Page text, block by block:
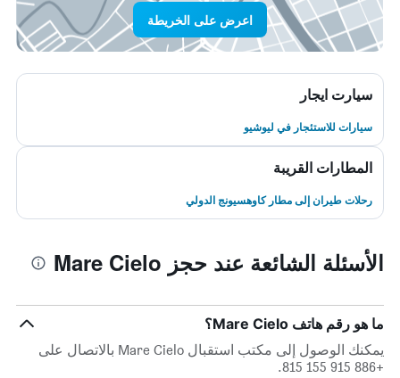
اعرض على الخريطة
سيارت ايجار
سيارات للاستئجار في ليوشيو
المطارات القريبة
رحلات طيران إلى مطار كاوهسيونج الدولي
الأسئلة الشائعة عند حجز Mare Cielo
ما هو رقم هاتف Mare Cielo؟
يمكنك الوصول إلى مكتب استقبال Mare Cielo بالاتصال على
+886 915 155 815.